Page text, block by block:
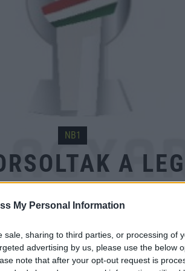
My Personal Information
sale, sharing to third parties, or processing of
advertising by us, please use the below
note that after your opt-out request is
NB1
A
párosítások sorsolás